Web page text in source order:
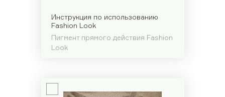
Инструкция по использованию
Fashion Look
Пигмент прямого действия Fashion
Look